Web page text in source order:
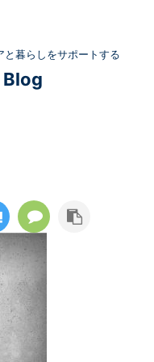
と暮らしをサポートする
Blog